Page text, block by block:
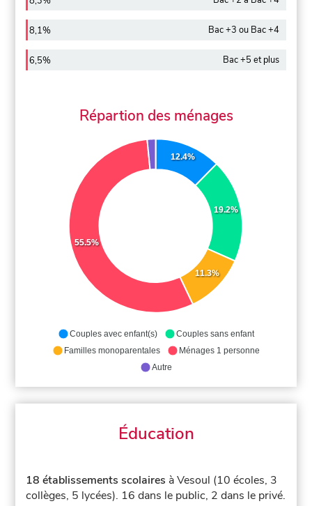
8,1% Bac +3 ou Bac +4
6,5% Bac +5 et plus
Répartion des ménages
12.4%
19.2%
11.3%
55.5%
Couples avec enfant(s)
Couples sans enfant
Familles monoparentales
Ménages 1 personne
Autre
Éducation
18 établissements scolaires à Vesoul (10 écoles, 3
collèges, 5 lycées). 16 dans le public, 2 dans le privé.